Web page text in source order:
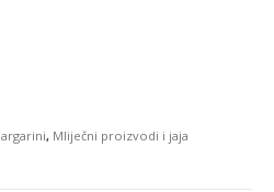
, Mliječni proizvodi i jaja